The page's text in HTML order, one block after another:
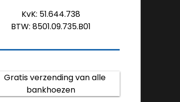
KvK: 51.644.738
BTW: 8501.09.735.B01